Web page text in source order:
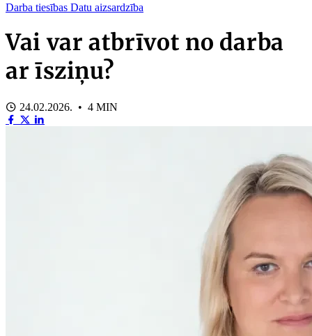
Darba tiesības Datu aizsardzība
Vai var atbrīvot no darba
ar īsziņu?
24.02.2026. • 4 MIN